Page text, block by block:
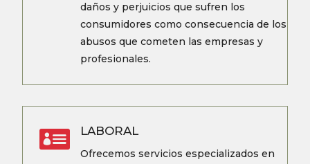
daños y perjuicios que sufren los
consumidores como consecuencia de los
abusos que cometen las empresas y
profesionales.
 LABORAL
Ofrecemos servicios especializados en